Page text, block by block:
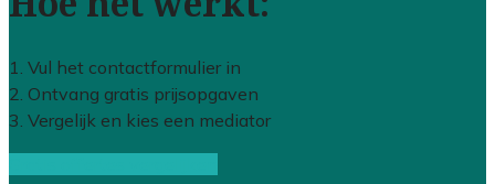
1. Vul het contactformulier in
2. Ontvang gratis prijsopgaven
3. Vergelijk en kies een mediator